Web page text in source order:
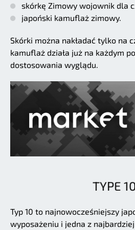
skórkę Zimowy wojownik dla
japoński kamuflaż zimowy.
Skórki można nakładać tylko na
kamuflaż działa już na każdym
dostosowania wyglądu.
TYPE
Typ 10 to najnowocześniejszy
wyposażeniu i jedna z